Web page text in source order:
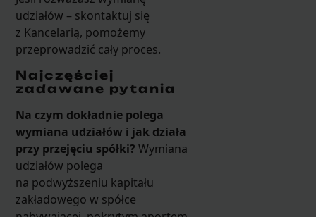
udziałów – skontaktuj się
z Kancelarią, pomożemy
przeprowadzić cały proces.
Najczęściej
zadawane pytania
Na czym dokładnie polega
wymiana udziałów i jak działa
przy przejęciu spółki? Wymiana
udziałów polega
na podwyższeniu kapitału
zakładowego w spółce